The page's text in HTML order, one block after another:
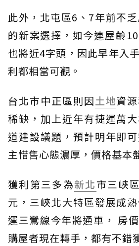
此外，北屯區6、7年前不乏
的新案選擇，如今連屋齡
也將近4字頭，因此早年入
利都相當可觀。
台北市中正區則因土地資
稀缺，加上近年有捷運萬
道建設議題，預計明年即
主惜售心態濃厚，價格基本
獲利第三多為新北市三峽
元，三峽北大特區發展成
運三鶯線今年將通車， 房
購屋者現在轉手，都有不錯